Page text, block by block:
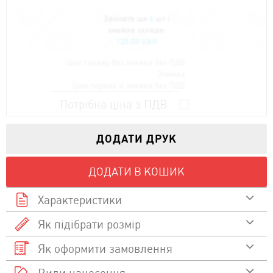
ДОДАТИ ДРУК
ДОДАТИ В КОШИК
Характеристики
Склад 100% бавовна
Щільність
Як підібрати розмір
Дивитися відео
Як оформити замовлення